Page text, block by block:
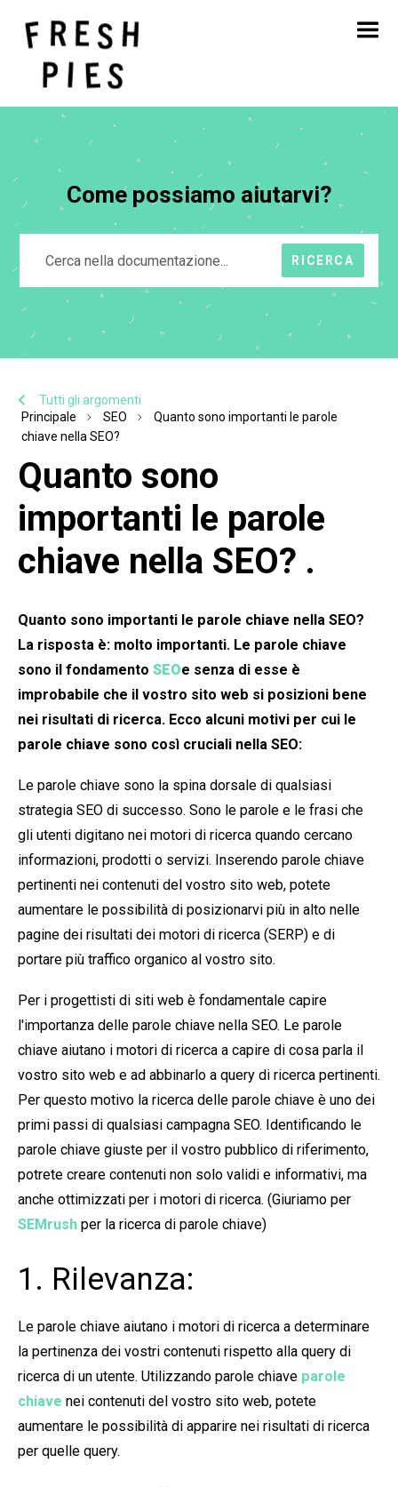
Casa
Circa
Il nostro lavoro
Come possiamo aiutarvi?
RICERCA
Tutti gli argomenti
Principale
SEO
Quanto sono importanti le parole
chiave nella SEO?
Quanto sono
importanti le parole
chiave nella SEO? .
Quanto sono importanti le parole chiave nella SEO?
La risposta è: molto importanti. Le parole chiave
sono il fondamento SEOe senza di esse è
improbabile che il vostro sito web si posizioni bene
nei risultati di ricerca. Ecco alcuni motivi per cui le
parole chiave sono così cruciali nella SEO:
Le parole chiave sono la spina dorsale di qualsiasi
strategia SEO di successo. Sono le parole e le frasi che
gli utenti digitano nei motori di ricerca quando cercano
informazioni, prodotti o servizi. Inserendo parole chiave
pertinenti nei contenuti del vostro sito web, potete
aumentare le possibilità di posizionarvi più in alto nelle
pagine dei risultati dei motori di ricerca (SERP) e di
portare più traffico organico al vostro sito.
Per i progettisti di siti web è fondamentale capire
l'importanza delle parole chiave nella SEO. Le parole
chiave aiutano i motori di ricerca a capire di cosa parla il
vostro sito web e ad abbinarlo a query di ricerca pertinenti.
Per questo motivo la ricerca delle parole chiave è uno dei
primi passi di qualsiasi campagna SEO. Identificando le
parole chiave giuste per il vostro pubblico di riferimento,
potrete creare contenuti non solo validi e informativi, ma
anche ottimizzati per i motori di ricerca. (Giuriamo per
SEMrush per la ricerca di parole chiave)
1. Rilevanza:
Le parole chiave aiutano i motori di ricerca a determinare
la pertinenza dei vostri contenuti rispetto alla query di
ricerca di un utente. Utilizzando parole chiave parole
chiave nei contenuti del vostro sito web, potete
aumentare le possibilità di apparire nei risultati di ricerca
per quelle query.